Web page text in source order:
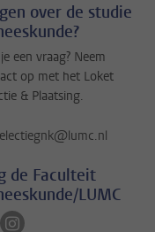
over de studie
een vraag? Neem
op met het Loket
& Plaatsing.
de Faculteit
LUMC
ons op instagram
Volg ons op instagram